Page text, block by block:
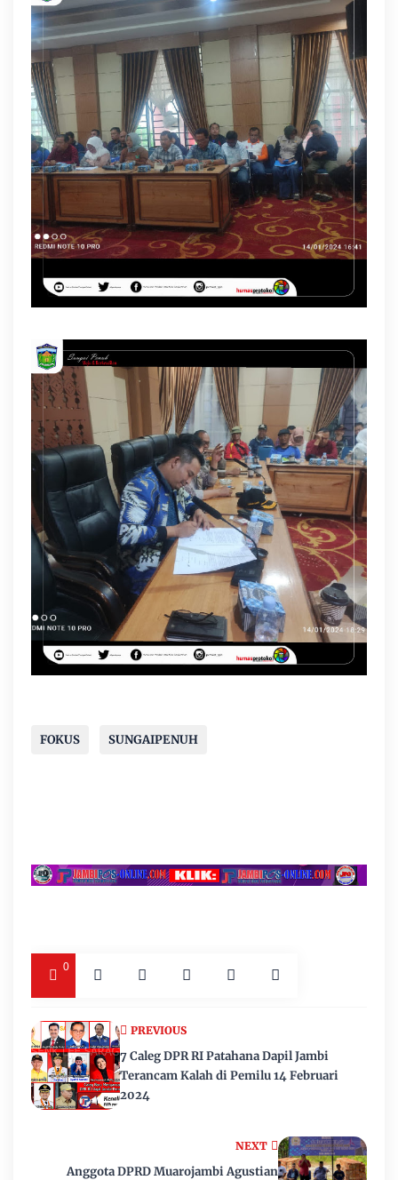
FOKUS SUNGAIPENUH
0
NEXT
Anggota DPRD Muarojambi Agustian
PREVIOUS
7 Caleg DPR RI Patahana Dapil Jambi
Terancam Kalah di Pemilu 14 Februari
2024